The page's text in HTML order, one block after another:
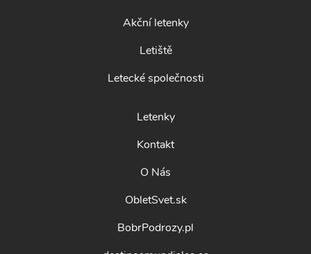
Akční letenky
Letiště
Letecké společnosti
Letenky
Kontakt
O Nás
ObletSvet.sk
BobrPodrozy.pl